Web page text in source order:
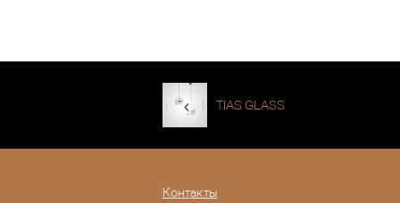
TIAS GLASS
Контакты